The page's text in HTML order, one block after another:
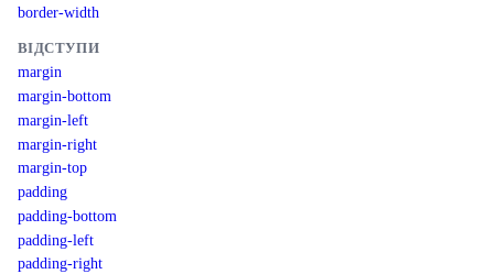
border-width
ВІДСТУПИ
margin
margin-bottom
margin-left
margin-right
margin-top
padding
padding-bottom
padding-left
padding-right